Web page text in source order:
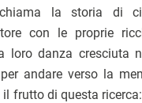
la storia di
con le proprie
loro danza cresciuta
andare verso la
il frutto di questa